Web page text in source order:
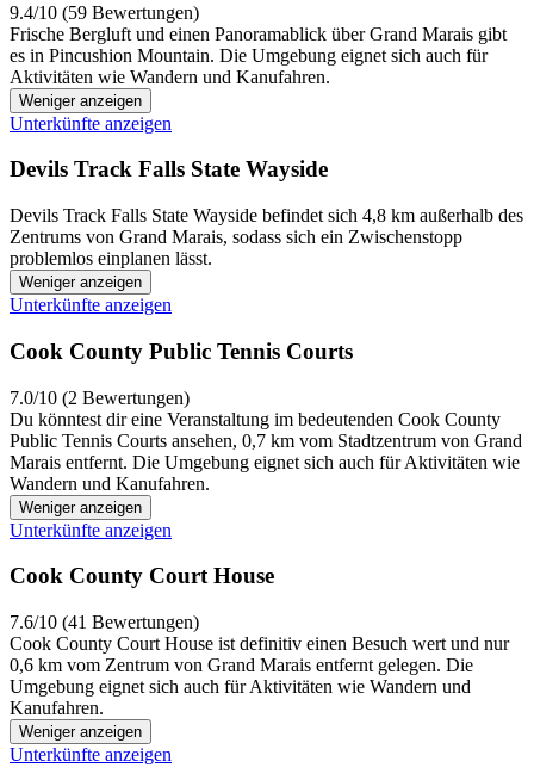
9.4/10 (59 Bewertungen)
Frische Bergluft und einen Panoramablick über Grand Marais gibt
es in Pincushion Mountain. Die Umgebung eignet sich auch für
Aktivitäten wie Wandern und Kanufahren.
Weniger anzeigen
Unterkünfte anzeigen
Devils Track Falls State Wayside
Devils Track Falls State Wayside befindet sich 4,8 km außerhalb des
Zentrums von Grand Marais, sodass sich ein Zwischenstopp
problemlos einplanen lässt.
Weniger anzeigen
Unterkünfte anzeigen
Cook County Public Tennis Courts
7.0/10 (2 Bewertungen)
Du könntest dir eine Veranstaltung im bedeutenden Cook County
Public Tennis Courts ansehen, 0,7 km vom Stadtzentrum von Grand
Marais entfernt. Die Umgebung eignet sich auch für Aktivitäten wie
Wandern und Kanufahren.
Weniger anzeigen
Unterkünfte anzeigen
Cook County Court House
7.6/10 (41 Bewertungen)
Cook County Court House ist definitiv einen Besuch wert und nur
0,6 km vom Zentrum von Grand Marais entfernt gelegen. Die
Umgebung eignet sich auch für Aktivitäten wie Wandern und
Kanufahren.
Weniger anzeigen
Unterkünfte anzeigen